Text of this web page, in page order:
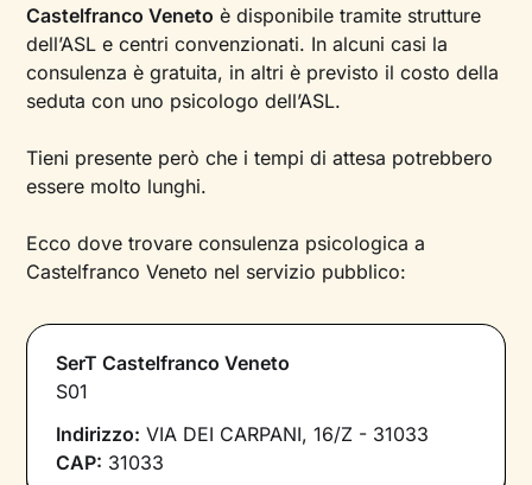
Castelfranco Veneto è disponibile tramite strutture
dell’ASL e centri convenzionati. In alcuni casi la
consulenza è gratuita, in altri è previsto il costo della
seduta con uno psicologo dell’ASL.
Tieni presente però che i tempi di attesa potrebbero
essere molto lunghi.
Ecco dove trovare consulenza psicologica a
Castelfranco Veneto nel servizio pubblico:
SerT Castelfranco Veneto
S01
Indirizzo: VIA DEI CARPANI, 16/Z - 31033
CAP: 31033